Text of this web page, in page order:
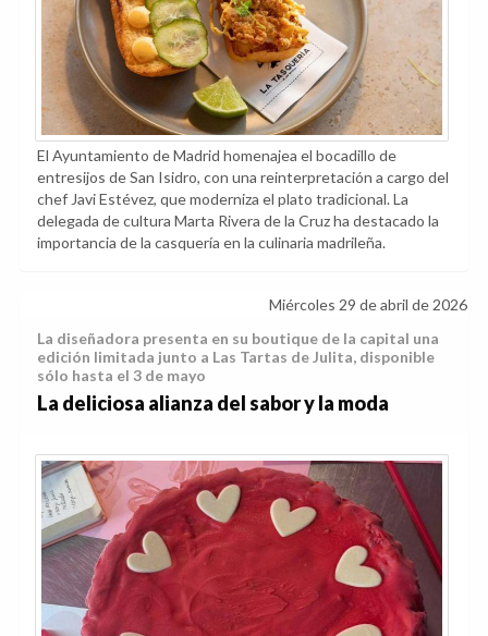
El Ayuntamiento de Madrid homenajea el bocadillo de
entresijos de San Isidro, con una reinterpretación a cargo del
chef Javi Estévez, que moderniza el plato tradicional. La
delegada de cultura Marta Rivera de la Cruz ha destacado la
importancia de la casquería en la culinaria madrileña.
Miércoles 29 de abril de 2026
La diseñadora presenta en su boutique de la capital una
edición limitada junto a Las Tartas de Julita, disponible
sólo hasta el 3 de mayo
La deliciosa alianza del sabor y la moda